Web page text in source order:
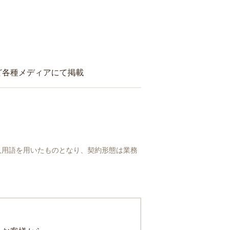
種メディアにて掲載
語を用いたものとなり、契約形態は業務